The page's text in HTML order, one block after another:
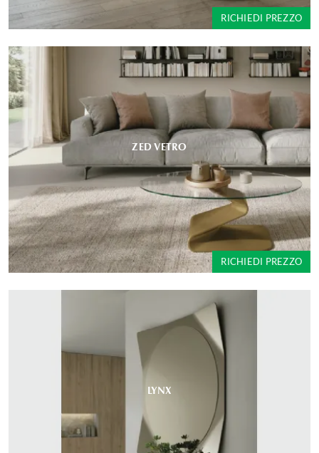
RICHIEDI PREZZO
ZED VETRO
RICHIEDI PREZZO
LYNX